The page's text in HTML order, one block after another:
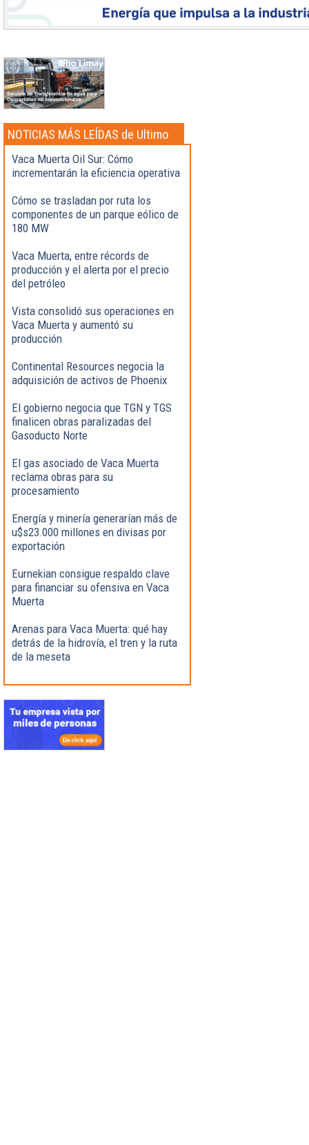
NOTICIAS MÁS LEÍDAS de Ultimo
momento
Vaca Muerta Oil Sur: Cómo
incrementarán la eficiencia operativa
Cómo se trasladan por ruta los
componentes de un parque eólico de
180 MW
Vaca Muerta, entre récords de
producción y el alerta por el precio
del petróleo
Vista consolidó sus operaciones en
Vaca Muerta y aumentó su
producción
Continental Resources negocia la
adquisición de activos de Phoenix
El gobierno negocia que TGN y TGS
finalicen obras paralizadas del
Gasoducto Norte
El gas asociado de Vaca Muerta
reclama obras para su
procesamiento
Energía y minería generarían más de
u$s23.000 millones en divisas por
exportación
Eurnekian consigue respaldo clave
para financiar su ofensiva en Vaca
Muerta
Arenas para Vaca Muerta: qué hay
detrás de la hidrovía, el tren y la ruta
de la meseta